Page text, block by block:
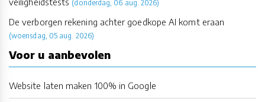
(donderdag, 06 aug. 2026)
De verborgen rekening achter goedkope AI komt eraan
(woensdag, 05 aug. 2026)
Voor u aanbevolen
Website laten maken 100% in Google